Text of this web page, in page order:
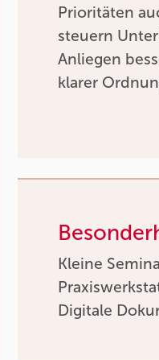
Prioritäten
steuern
Anliegen
klarer
Kleine
Digitale